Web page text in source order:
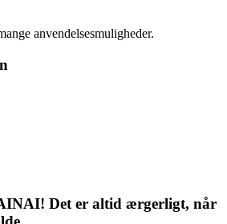
anvendelsesmuligheder.
Det er altid ærgerligt, når